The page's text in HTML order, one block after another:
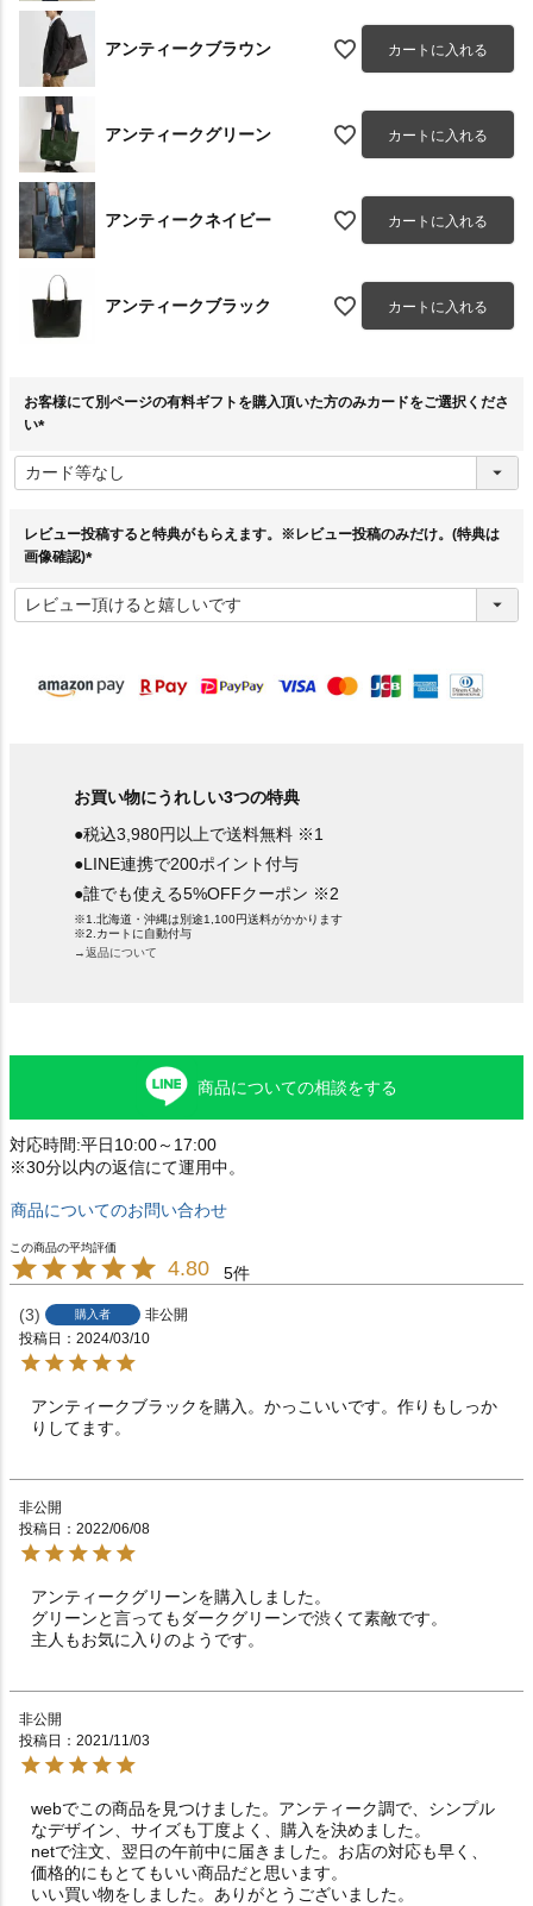
アンティークブラウン カートに入れる
アンティークグリーン カートに入れる
アンティークネイビー カートに入れる
アンティークブラック カートに入れる
お客様にて別ページの有料ギフトを購入頂いた方のみカードをご選択くださ
い
必
須
レビュー投稿すると特典がもらえます。※レビュー投稿のみだけ。(特典は
画像確認)
必
須
お買い物にうれしい3つの特典
●税込3,980円以上で送料無料 ※1
●LINE連携で200ポイント付与
●誰でも使える5%OFFクーポン ※2
※1.北海道・沖縄は別途1,100円送料がかかります
※2.カートに自動付与
→返品について
商品についての相談をする
対応時間:平日10:00～17:00
※30分以内の返信にて運用中。
商品についてのお問い合わせ
4.80 5
3 購入者
非公開
投稿日
2024/03/10
アンティークブラックを購入。かっこいいです。作りもしっか
りしてます。
非公開
投稿日
2022/06/08
アンティークグリーンを購入しました。
グリーンと言ってもダークグリーンで渋くて素敵です。
主人もお気に入りのようです。
非公開
投稿日
2021/11/03
webでこの商品を見つけました。アンティーク調で、シンプル
なデザイン、サイズも丁度よく、購入を決めました。
netで注文、翌日の午前中に届きました。お店の対応も早く、
価格的にもとてもいい商品だと思います。
いい買い物をしました。ありがとうございました。